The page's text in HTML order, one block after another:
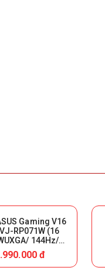
Gaming V16
RP071W (16
144Hz/
16GB DDR5/
RTX 3050
Black)
đ